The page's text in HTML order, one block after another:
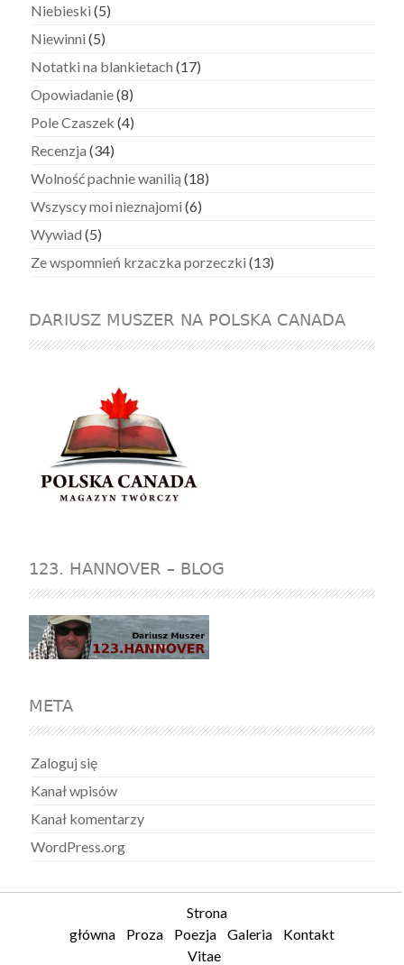
Niebieski (5)
Niewinni (5)
Notatki na blankietach (17)
Opowiadanie(8)
Pole Czaszek (4)
Recenzja (34)
Wolność pachnie wanilią (18)
Wszyscy moi nieznajomi (6)
Wywiad (5)
Ze wspomnień krzaczka porzeczki (13)
DARIUSZ MUSZER NA POLSKA CANADA
123. HANNOVER – BLOG
META
Zaloguj się
Kanał wpisów
Kanał komentarzy
WordPress.org
Strona
główna
Proza Poezja Galeria
Kontakt
Vitae